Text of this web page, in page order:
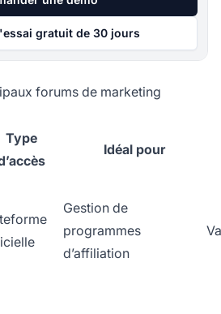
gratuit de 30 jours
forums de marketing
Type
Idéal pour
Gestion de
programmes
d’affiliation